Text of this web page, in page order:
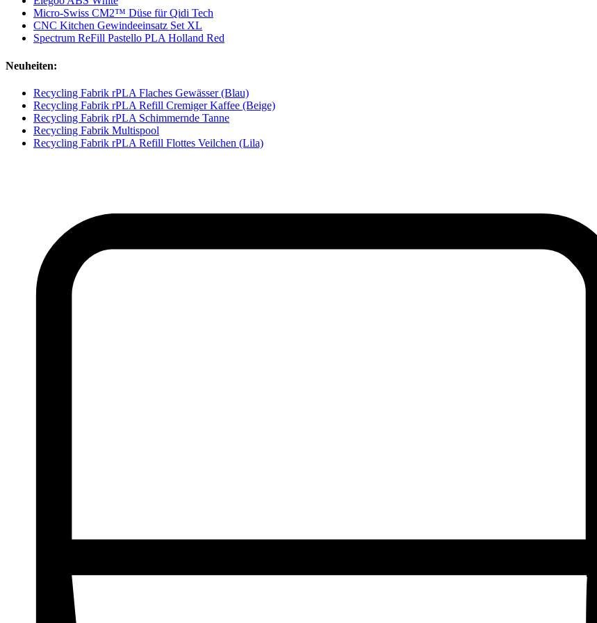
Micro-Swiss CM2™ Düse für Qidi Tech
CNC Kitchen Gewindeeinsatz Set XL
Spectrum ReFill Pastello PLA Holland Red
Neuheiten:
Recycling Fabrik rPLA Flaches Gewässer (Blau)
Recycling Fabrik rPLA Refill Cremiger Kaffee (Beige)
Recycling Fabrik rPLA Schimmernde Tanne
Recycling Fabrik Multispool
Recycling Fabrik rPLA Refill Flottes Veilchen (Lila)